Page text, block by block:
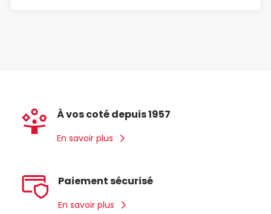
À vos coté depuis 1957
En savoir plus
Paiement sécurisé
En savoir plus